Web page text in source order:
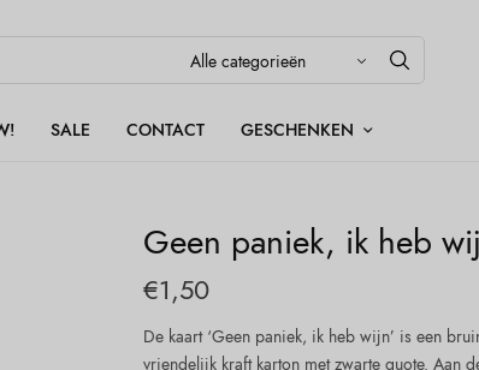
SALE CONTACT GESCHENKEN
Geen paniek, ik heb
€1,50
De kaart ‘Geen paniek, ik heb wijn’ is een
vriendelijk kraft karton met zwarte quote. Aan